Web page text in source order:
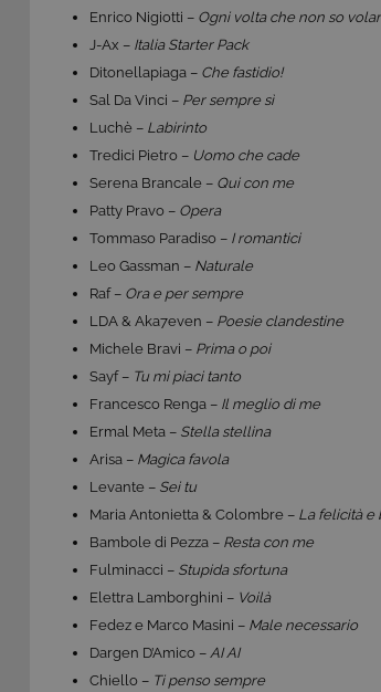
Enrico Nigiotti – Ogni volta che non so
J-Ax – Italia Starter Pack
Ditonellapiaga – Che fastidio!
Sal Da Vinci – Per sempre sì
Luchè – Labirinto
Tredici Pietro – Uomo che cade
Serena Brancale – Qui con me
Patty Pravo – Opera
Tommaso Paradiso – I romantici
Leo Gassman – Naturale
Raf – Ora e per sempre
LDA & Aka7even – Poesie clandestine
Michele Bravi – Prima o poi
Sayf – Tu mi piaci tanto
Francesco Renga – Il meglio di me
Ermal Meta – Stella stellina
Arisa – Magica favola
Levante – Sei tu
Maria Antonietta & Colombre – La felicità e
Bambole di Pezza – Resta con me
Fulminacci – Stupida sfortuna
Elettra Lamborghini – Voilà
Fedez e Marco Masini – Male necessario
Dargen D’Amico – AI AI
Chiello – Ti penso sempre